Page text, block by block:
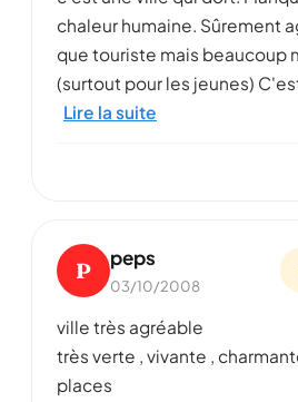
chaleur humaine. Sûrement
que touriste mais beaucoup
(surtout pour les jeunes)
Lire la suite
P peps
03/10/2008
ville très agréable
très verte , vivante ,
places